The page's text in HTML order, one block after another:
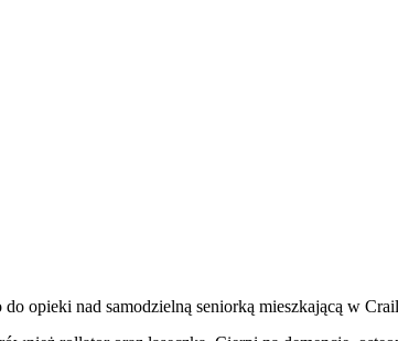
opieki nad samodzielną seniorką mieszkającą w